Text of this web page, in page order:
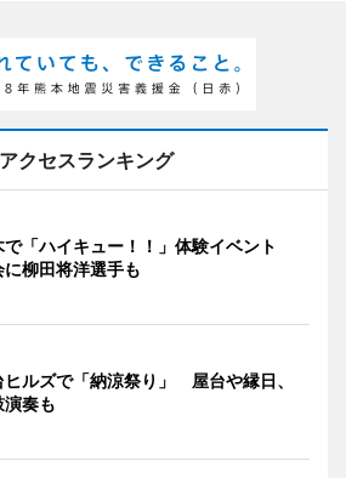
アクセスランキング
で「ハイキュー！！」体験イベント
に柳田将洋選手も
ヒルズで「納涼祭り」 屋台や縁日、
演奏も